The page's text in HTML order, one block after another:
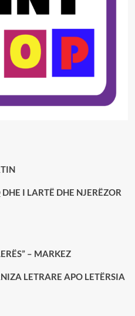
I LARTË DHE NJERËZOR
– MARKEZ
LETRARE APO LETËRSIA